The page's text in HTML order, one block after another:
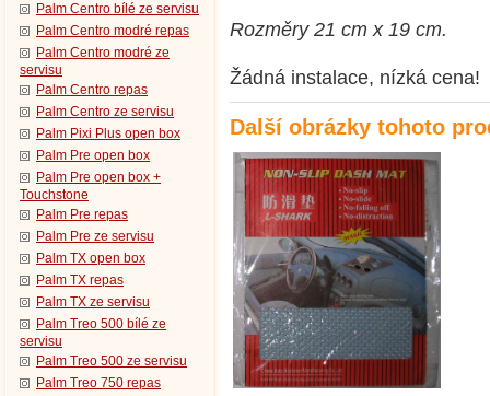
Palm Centro bílé ze servisu
Palm Centro modré repas
Palm Centro modré ze
servisu
Palm Centro repas
Palm Centro ze servisu
Palm Pixi Plus open box
Palm Pre open box
Palm Pre open box +
Touchstone
Palm Pre repas
Palm Pre ze servisu
Palm TX open box
Palm TX repas
Palm TX ze servisu
Palm Treo 500 bílé ze
servisu
Palm Treo 500 ze servisu
Palm Treo 750 repas
Rozměry 21 cm x 19 cm.
Žádná instalace, nízká cena!
Další obrázky tohoto